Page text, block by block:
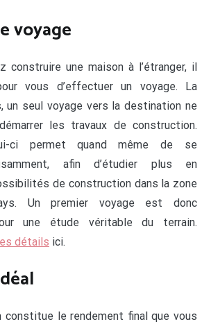
voyage
construire une maison à l’étranger, il
vous d’effectuer un voyage. La
un seul voyage vers la destination ne
les travaux de construction.
ci permet quand même de se
afin d’étudier plus en
de construction dans la zone
Un premier voyage est donc
une étude véritable du terrain.
détails ici.
constitue le rendement final que vous